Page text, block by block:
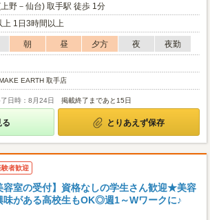
野－仙台) 取手駅 徒歩 1分
上 1日3時間以上
朝 昼 夕方 夜
夜勤
EARTH 取手店
日時：8月24日 掲載終了まであと15日
る とりあえず保存
者歓迎
容室の受付】資格なしの学生さん歓迎★美容
味がある高校生もOK◎週1～Wワークに♪